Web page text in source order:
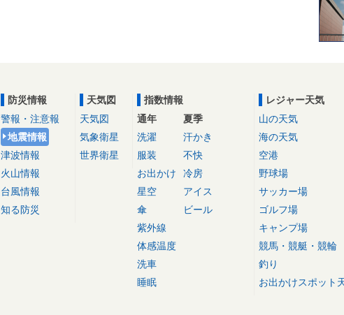
防災情報
警報・注意報
地震情報
津波情報
火山情報
台風情報
知る防災
天気図
天気図
気象衛星
世界衛星
指数情報
通年
洗濯
服装
お出かけ
星空
傘
紫外線
体感温度
洗車
睡眠
夏季
汗かき
不快
冷房
アイス
ビール
レジャー天気
山の天気
海の天気
空港
野球場
サッカー場
ゴルフ場
キャンプ場
競馬・競艇・競輪
釣り
お出かけスポット